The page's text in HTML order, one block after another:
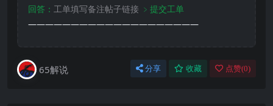
回答： 工单填写备注帖子链接 ﹥提交工单
————————————————————
65解说 分享 收藏 点赞(0)